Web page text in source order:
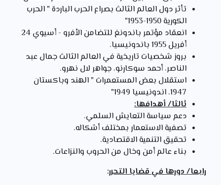
تأثر دول العالم الثالث بصراع الحرب الباردة " الحرب
الكورية 1950-1953"
انعقاد مؤتمر باندونغ للتضامن الأفرو - أسيوي 24
أفريل 1955 باندونيسيا.
بروز شخصيات تاريخية في العالم الثالث جمال عبد
الناصر، أحمد سوكارنو، جواهر لال نهرو.
استقلال بعض المستعمرات " الهند وباكستان
1947، اندونيسيا 1949"
ثالثا/ أهدافها:
دعم سياسة التعايش السلمي.
تصفية الاستعمار بمختلف أشكاله.
تحقيق التنمية الاقتصادية.
بناء عالم أمن وخال من الحروب والنزاعات.
رابعا/ دورها في قضايا التحرر: